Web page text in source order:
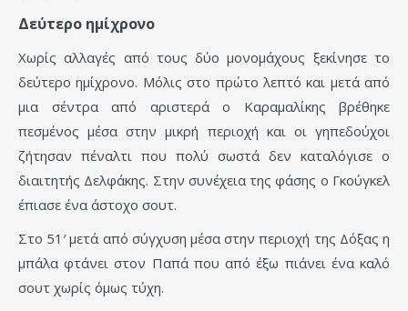
Δεύτερο ημίχρονο
Χωρίς αλλαγές από τους δύο μονομάχους ξεκίνησε το
δεύτερο ημίχρονο. Μόλις στο πρώτο λεπτό και μετά από
μια σέντρα από αριστερά ο Καραμαλίκης βρέθηκε
πεσμένος μέσα στην μικρή περιοχή και οι γηπεδούχοι
ζήτησαν πέναλτι που πολύ σωστά δεν καταλόγισε ο
διαιτητής Δελφάκης. Στην συνέχεια της φάσης ο Γκούγκελ
έπιασε ένα άστοχο σουτ.
Στο 51′ μετά από σύγχυση μέσα στην περιοχή της Δόξας η
μπάλα φτάνει στον Παπά που από έξω πιάνει ένα καλό
σουτ χωρίς όμως τύχη.